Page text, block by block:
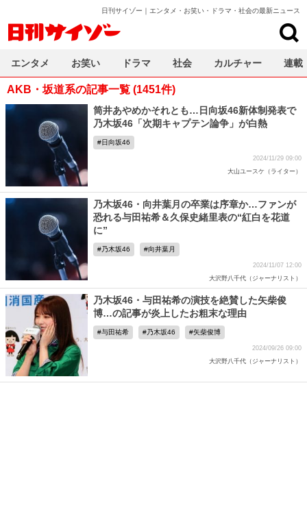
日刊サイゾー｜エンタメ・お笑い・ドラマ・社会の最新ニュース
AKB・坂道系の記事一覧 (1451件)
筒井あやめかそれとも…日向坂46新体制発表で
乃木坂46「次期キャプテン論争」が白熱
日向坂46
2024/11/29 09:00
大山ユースケ（ライター）
乃木坂46・向井葉月の卒業は序章か…ファンが
恐れる与田祐希＆久保史緒里表の“紅白を花道
に”
乃木坂46 向井葉月
2024/11/07 12:00
大沢野八千代（ジャーナリスト）
乃木坂46・与田祐希の演技を絶賛した矢柴俊
博…の記事が炎上したお粗末な理由
与田祐希 乃木坂46 矢柴俊博
2024/09/26 09:00
大沢野八千代（ジャーナリスト）
エンタメ お笑い ドラマ 社会 カルチャー 連載